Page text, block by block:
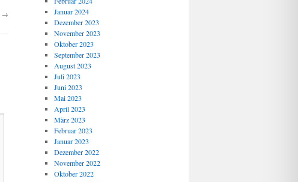
→
Januar 2024
Dezember 2023
November 2023
Oktober 2023
September 2023
August 2023
Juli 2023
Juni 2023
Mai 2023
April 2023
März 2023
Februar 2023
Januar 2023
Dezember 2022
November 2022
Oktober 2022